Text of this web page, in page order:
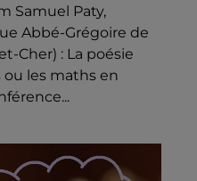
Samuel Paty,
Abbé-Grégoire de
Cher) : La poésie
les maths en